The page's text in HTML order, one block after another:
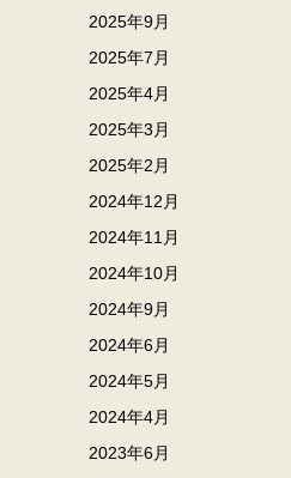
2025年9月
2025年7月
2025年4月
2025年3月
2025年2月
2024年12月
2024年11月
2024年10月
2024年9月
2024年6月
2024年5月
2024年4月
2023年6月